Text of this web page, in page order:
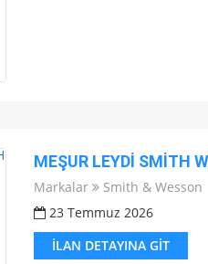
MEŞUR LEYDİ SMİTH
Markalar Smith & Wesson
23 Temmuz 2026
İLAN DETAYINA GIT